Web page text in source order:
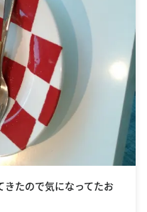
たので気になってたお